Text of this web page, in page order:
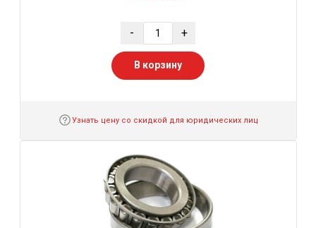
- +
В корзину
Узнать цену со скидкой для юридических лиц